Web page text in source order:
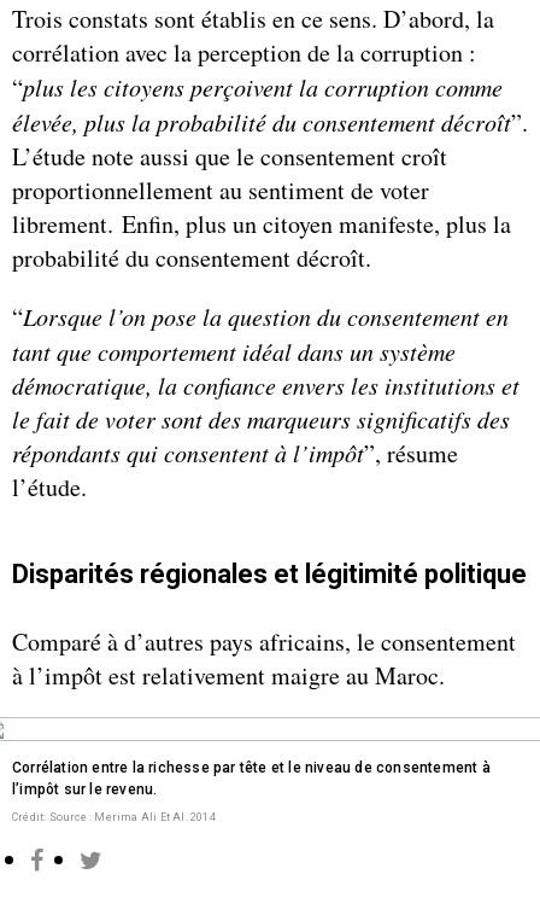
Trois constats sont établis en ce sens. D’abord, la
corrélation avec la perception de la corruption :
“plus les citoyens perçoivent la corruption comme
élevée, plus la probabilité du consentement décroît”.
L’étude note aussi que le consentement croît
proportionnellement au sentiment de voter
librement. Enfin, plus un citoyen manifeste, plus la
probabilité du consentement décroît.
“Lorsque l’on pose la question du consentement en
tant que comportement idéal dans un système
démocratique, la confiance envers les institutions et
le fait de voter sont des marqueurs significatifs des
répondants qui consentent à l’impôt”, résume
l’étude.
Disparités régionales et légitimité politique
Comparé à d’autres pays africains, le consentement
à l’impôt est relativement maigre au Maroc.
Corrélation entre la richesse par tête et le niveau de consentement à
l’impôt sur le revenu.
Crédit: Source : Merima Ali Et Al. 2014